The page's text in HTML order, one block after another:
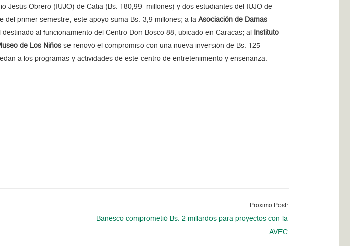
Jesús Obrero (IUJO) de Catia (Bs. 180,99 millones) y dos estudiantes del IUJO de
del primer semestre, este apoyo suma Bs. 3,9 millones; a laAsociación de Damas
al funcionamiento del Centro Don Bosco 88, ubicado en Caracas; al
Instituto
de Los Niñosse renovó el compromiso con una nueva inversión de Bs. 125
a los programas y actividades de este centro de entretenimiento y enseñanza.
Proximo Post:
Banesco comprometió Bs. 2 millardos para proyectos con la
AVEC